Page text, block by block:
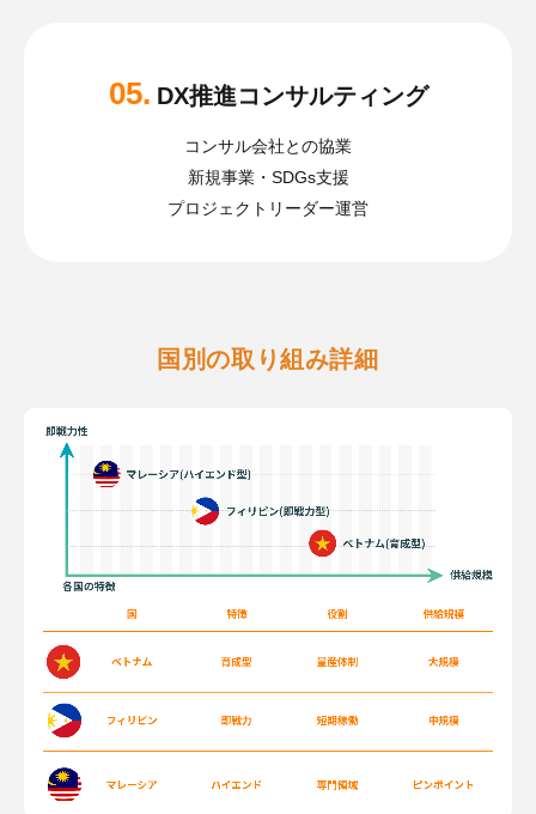
05. DX推進コンサルティング
コンサル会社との協業
新規事業・SDGs支援
プロジェクトリーダー運営
国別の取り組み詳細